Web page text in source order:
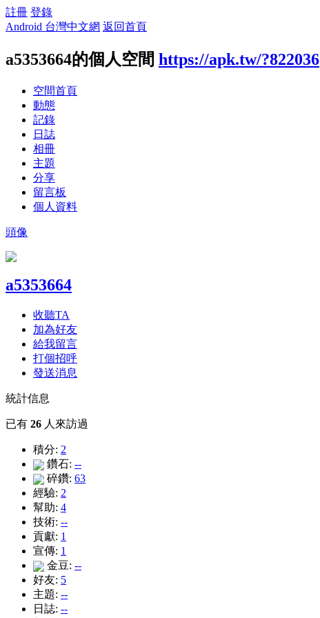
註冊 登錄
Android 台灣中文網 返回首頁
a5353664的個人空間 https://apk.tw/?822036
空間首頁
動態
記錄
日誌
相冊
主題
分享
留言板
個人資料
頭像
a5353664
收聽TA
加為好友
給我留言
打個招呼
發送消息
統計信息
已有 26 人來訪過
積分: 2
鑽石: --
碎鑽: 63
經驗: 2
幫助: 4
技術: --
貢獻: 1
宣傳: 1
金豆: --
好友: 5
主題: --
日誌: --